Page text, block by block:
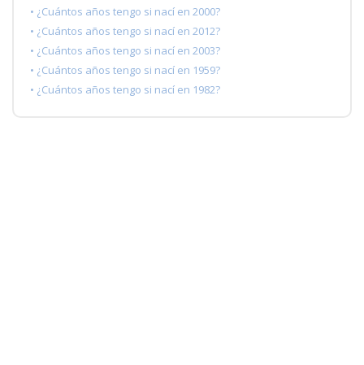
• ¿Cuántos años tengo si nací en 2000?
• ¿Cuántos años tengo si nací en 2012?
• ¿Cuántos años tengo si nací en 2003?
• ¿Cuántos años tengo si nací en 1959?
• ¿Cuántos años tengo si nací en 1982?